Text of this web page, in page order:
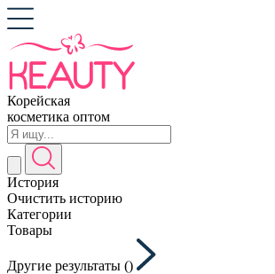
Корейская
косметика оптом
История
Очистить историю
Категории
Товары
Другие результаты ()